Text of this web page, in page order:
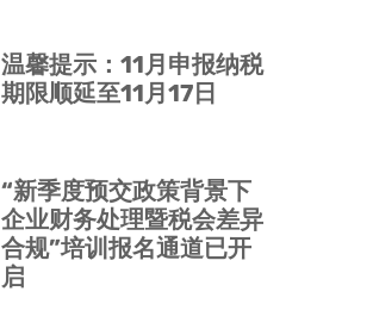
温馨提示：11月申报纳税
期限顺延至11月17日
“新季度预交政策背景下
企业财务处理暨税会差异
合规”培训报名通道已开
启